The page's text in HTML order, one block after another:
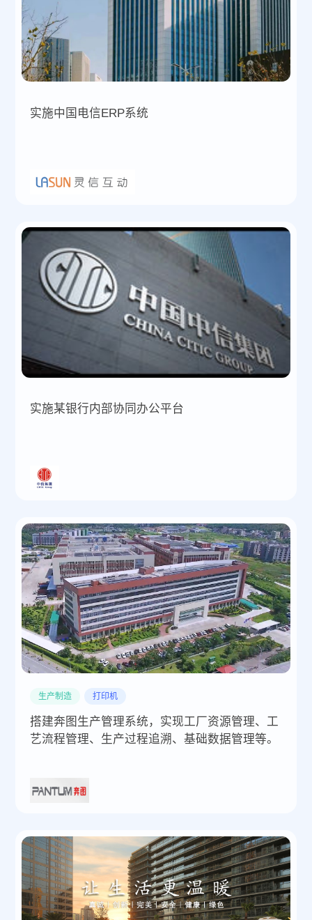
实施中国电信ERP系统
实施某银行内部协同办公平台
生产制造 打印机
搭建奔图生产管理系统，实现工厂资源管理、工
艺流程管理、生产过程追溯、基础数据管理等。